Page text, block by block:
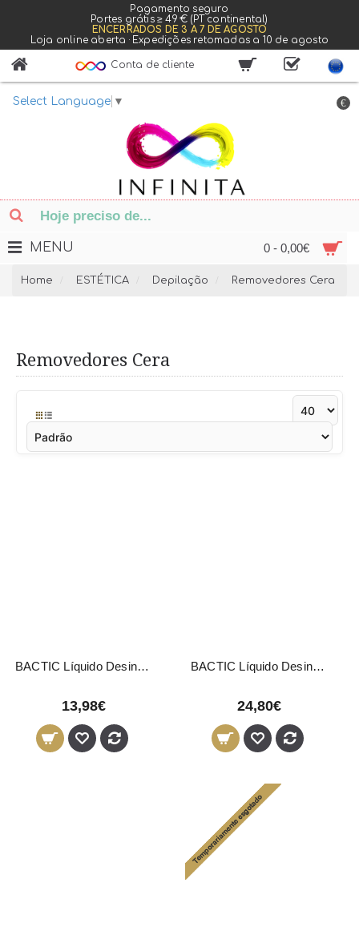
Pagamento seguro
Portes grátis ≥ 49 € (PT continental)
ENCERRADOS DE 3 A 7 DE AGOSTO
Loja online aberta · Expedições retomadas a 10 de agosto
Select Language ▼
Conta de cliente
€
0 - 0,00€
MENU
Home ESTÉTICA Depilação Removedores Cera
Removedores Cera
BACTIC Líquido Desinfectante Concentrado Bactericida e Fungicida 2L
13,98€
BACTIC Líquido Desinfectante Concentrado Bactericida e Fungicida 5L
24,80€